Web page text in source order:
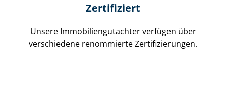
Zertifiziert
Unsere Immobilien­gutachter verfügen über
verschiedene renommierte Zer­ti­fi­zie­run­gen.